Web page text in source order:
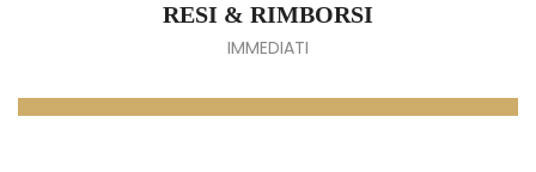
RESI & RIMBORSI
IMMEDIATI